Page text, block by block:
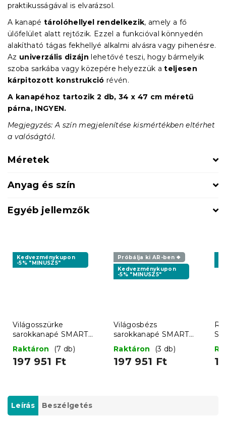
praktikusságával is elvarázsol.
A kanapé tárolóhellyel rendelkezik, amely a fő
ülőfelület alatt rejtőzik. Ezzel a funkcióval könnyedén
alakítható tágas fekhellyé alkalmi alvásra vagy pihenésre.
Az univerzális dizájn lehetővé teszi, hogy bármelyik
szoba sarkába vagy közepére helyezzük ateljesen
kárpitozott konstrukció révén.
A kanapéhoz tartozik 2 db, 34 x 47 cm méretű
párna, INGYEN.
Megjegyzés: A szín megjelenítése kismértékben eltérhet
a valóságtól.
Méretek
Anyag és szín
Egyéb jellemzők
Kedvezménykupon
-5% "MINUSZ5"
Világosszürke
sarokkanapé SMART
COSARO, kétoldalas + 2
párna AJÁNDÉK
Raktáron (7 db)
197 951 Ft
Próbálja ki AR-ben ❖
Kedvezménykupon
-5% "MINUSZ5"
Világosbézs
sarokkanapé SMART
COSARO, kétoldalas + 2
párna AJÁNDÉK
Raktáron (3 db)
197 951 Ft
Leírás Beszélgetés